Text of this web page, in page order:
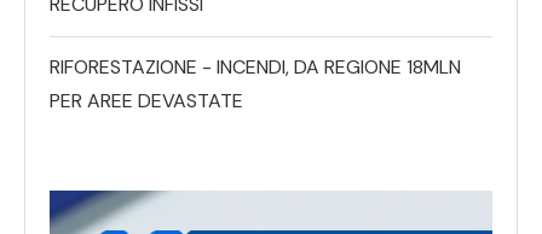
RIFORESTAZIONE - INCENDI, DA REGIONE 18MLN
PER AREE DEVASTATE